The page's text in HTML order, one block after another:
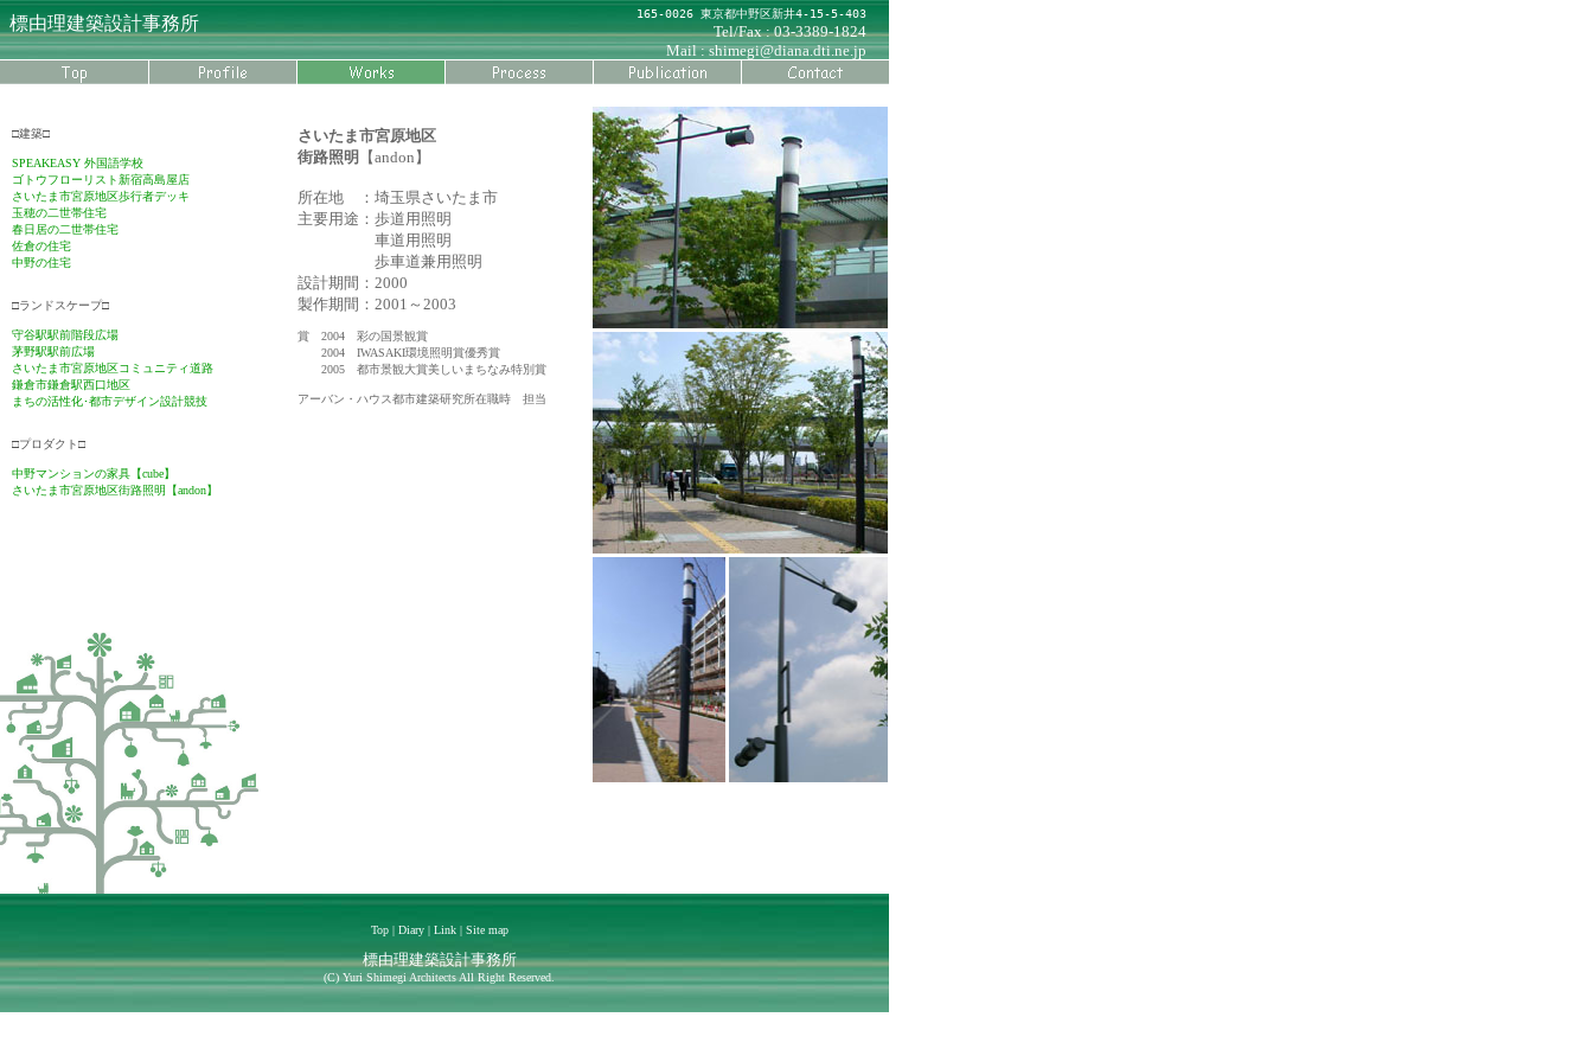
標由理建築設計事務所
Top| Diary| Link| Site map
標由理建築設計事務所
(C)Yuri Shimegi Architects All Right Reserved.
165-0026 東京都中野区新井4-15-5-403
Tel/Fax : 03-3389-1824
Mail :shimegi@diana.dti.ne.jp
さいたま市宮原地区
街路照明
【andon】
所在地 ：埼玉県さいたま市
主要用途：歩道用照明
車道用照明
歩車道兼用照明
設計期間：2000
製作期間：2001～2003
賞 2004 彩の国景観賞
2004 IWASAKI環境照明賞優秀賞
2005 都市景観大賞美しいまちなみ特別賞
アーバン・ハウス都市建築研究所在職時 担当
□建築□
SPEAKEASY 外国語学校
ゴトウフローリスト新宿高島屋店
さいたま市宮原地区歩行者デッキ
玉穂の二世帯住宅
春日居の二世帯住宅
佐倉の住宅
中野の住宅
□ランドスケープ□
守谷駅駅前階段広場
茅野駅駅前広場
さいたま市宮原地区コミュニティ道路
鎌倉市鎌倉駅西口地区
まちの活性化･都市デザイン設計競技
□プロダクト□
中野マンションの家具【cube】
さいたま市宮原地区街路照明【andon】